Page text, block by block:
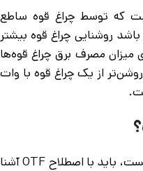
که توسط چراغ قوه ساطع
روشنایی چراغ قوه بیشتر
میزان مصرف برق چراغ قوه‌ها
از یک چراغ قوه با وات
OTFبرای اینکه دقیقا بدانیم لومن چیست، باید با اصطلاح OTF آشنا